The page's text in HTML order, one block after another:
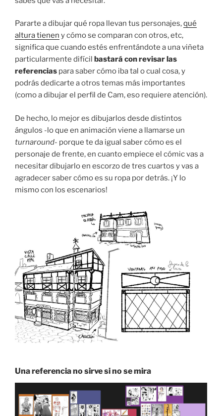
Pararte a dibujar qué ropa llevan tus personajes,qué
altura tienen y cómo se comparan con otros, etc,
significa que cuando estés enfrentándote a una viñeta
particularmente difícil bastará con revisar las
referencias para saber cómo iba tal o cual cosa, y
podrás dedicarte a otros temas más importantes
(como a dibujar el perfil de Cam, eso requiere atención).
De hecho, lo mejor es dibujarlos desde distintos
ángulos -lo que en animación viene a llamarse un
turnaround- porque te da igual saber cómo es el
personaje de frente, en cuanto empiece el cómic vas a
necesitar dibujarlo en escorzo de tres cuartos y vas a
agradecer saber cómo es su ropa por detrás. ¡Y lo
mismo con los escenarios!
Una referencia no sirve si no se mira